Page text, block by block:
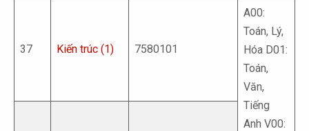
37 Kiến trúc (1) 7580101
A00:
Toán, Lý,
Hóa D01:
Toán,
Văn,
Tiếng
Anh V00: